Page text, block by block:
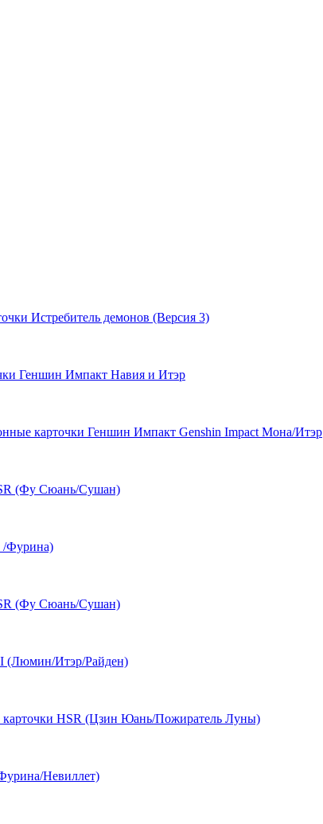
Истребитель демонов (Версия 3)
Геншин Импакт Навия и Итэр
карточки Геншин Импакт Genshin Impact Мона/Итэр
(Фу Сюань/Сушан)
/Фурина)
(Фу Сюань/Сушан)
(Люмин/Итэр/Райден)
HSR (Цзин Юань/Пожиратель Луны)
Невиллет)